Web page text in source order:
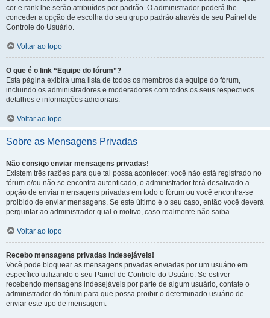
cor e rank lhe serão atribuídos por padrão. O administrador poderá lhe
conceder a opção de escolha do seu grupo padrão através de seu Painel de
Controle do Usuário.
Voltar ao topo
O que é o link “Equipe do fórum”?
Esta página exibirá uma lista de todos os membros da equipe do fórum,
incluindo os administradores e moderadores com todos os seus respectivos
detalhes e informações adicionais.
Voltar ao topo
Sobre as Mensagens Privadas
Não consigo enviar mensagens privadas!
Existem três razões para que tal possa acontecer: você não está registrado no
fórum e/ou não se encontra autenticado, o administrador terá desativado a
opção de enviar mensagens privadas em todo o fórum ou você encontra-se
proibido de enviar mensagens. Se este último é o seu caso, então você deverá
perguntar ao administrador qual o motivo, caso realmente não saiba.
Voltar ao topo
Recebo mensagens privadas indesejáveis!
Você pode bloquear as mensagens privadas enviadas por um usuário em
específico utilizando o seu Painel de Controle do Usuário. Se estiver
recebendo mensagens indesejáveis por parte de algum usuário, contate o
administrador do fórum para que possa proibir o determinado usuário de
enviar este tipo de mensagem.